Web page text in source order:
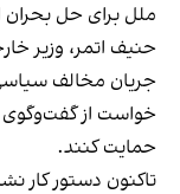
ملل برای حل
حنیف اتمر، وزیر
جریان مخالف
خواست از گفت‌وگوی
حمایت کنند.
تاکنون دستور